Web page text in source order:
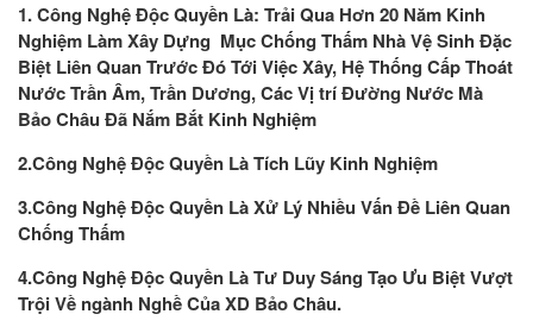
1. Công Nghệ Độc Quyền Là: Trải Qua Hơn 20 Năm Kinh
Nghiệm Làm Xây Dựng Mục Chống Thấm Nhà Vệ Sinh Đặc
Biệt Liên Quan Trước Đó Tới Việc Xây, Hệ Thống Cấp Thoát
Nước Trần Âm, Trần Dương, Các Vị trí Đường Nước Mà
Bảo Châu Đã Nắm Bắt Kinh Nghiệm
2.Công Nghệ Độc Quyền Là Tích Lũy Kinh Nghiệm
3.Công Nghệ Độc Quyền Là Xử Lý Nhiều Vấn Đề Liên Quan
Chống Thấm
4.Công Nghệ Độc Quyền Là Tư Duy Sáng Tạo Ưu Biệt Vượt
Trội Về ngành Nghề Của XD Bảo Châu.